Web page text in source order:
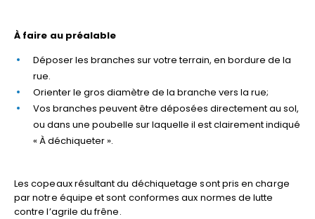
À faire au préalable
Déposer les branches sur votre terrain, en bordure de la
rue.
Orienter le gros diamètre de la branche vers la rue;
Vos branches peuvent être déposées directement au sol,
ou dans une poubelle sur laquelle il est clairement indiqué
« À déchiqueter ».
Les copeaux résultant du déchiquetage sont pris en charge
par notre équipe et sont conformes aux normes de lutte
contre l’agrile du frêne.